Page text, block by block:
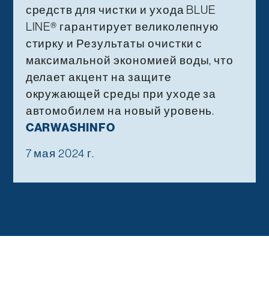
средств для чистки и ухода BLUE
LINE® гарантирует великолепную
стирку и Результаты очистки с
максимальной экономией воды, что
делает акцент на защите
окружающей среды при уходе за
автомобилем на новый уровень.
CARWASHINFO
7 мая 2024 г.